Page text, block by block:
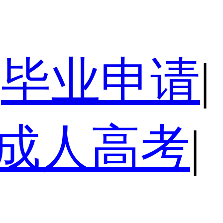
毕业申请|
人高考|